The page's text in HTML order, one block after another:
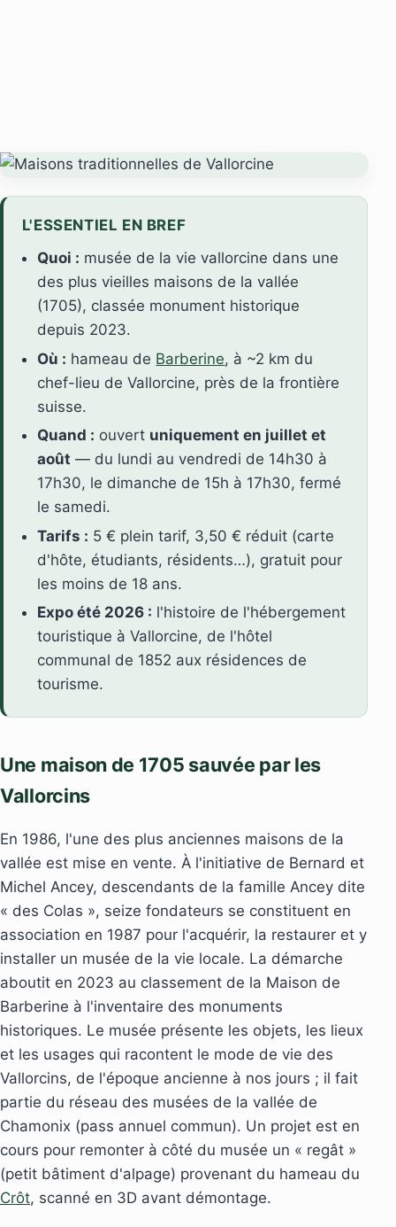
L'ESSENTIEL EN BREF
Quoi : musée de la vie vallorcine dans une
des plus vieilles maisons de la vallée
(1705), classée monument historique
depuis 2023.
Où : hameau de Barberine, à ~2 km du
chef-lieu de Vallorcine, près de la frontière
suisse.
Quand : ouvert uniquement en juillet et
août — du lundi au vendredi de 14h30 à
17h30, le dimanche de 15h à 17h30, fermé
le samedi.
Tarifs : 5 € plein tarif, 3,50 € réduit (carte
d'hôte, étudiants, résidents…), gratuit pour
les moins de 18 ans.
Expo été 2026 : l'histoire de l'hébergement
touristique à Vallorcine, de l'hôtel
communal de 1852 aux résidences de
tourisme.
Une maison de 1705 sauvée par les
Vallorcins
En 1986, l'une des plus anciennes maisons de la
vallée est mise en vente. À l'initiative de Bernard et
Michel Ancey, descendants de la famille Ancey dite
« des Colas », seize fondateurs se constituent en
association en 1987 pour l'acquérir, la restaurer et y
installer un musée de la vie locale. La démarche
aboutit en 2023 au classement de la Maison de
Barberine à l'inventaire des monuments
historiques. Le musée présente les objets, les lieux
et les usages qui racontent le mode de vie des
Vallorcins, de l'époque ancienne à nos jours ; il fait
partie du réseau des musées de la vallée de
Chamonix (pass annuel commun). Un projet est en
cours pour remonter à côté du musée un « regât »
(petit bâtiment d'alpage) provenant du hameau du
Crôt, scanné en 3D avant démontage.